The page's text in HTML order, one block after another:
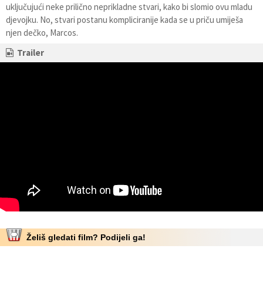
uključujući neke prilično neprikladne stvari, kako bi slomio ovu mladu
djevojku. No, stvari postanu kompliciranije kada se u priču umiješa
njen dečko, Marcos.
Trailer
Želiš gledati film? Podijeli ga!